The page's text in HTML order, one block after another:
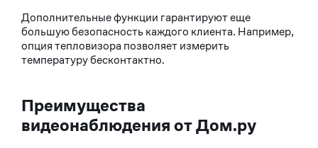
Дополнительные функции гарантируют еще
большую безопасность каждого клиента. Например,
опция тепловизора позволяет измерить
температуру бесконтактно.
Преимущества
видеонаблюдения от Дом.ру